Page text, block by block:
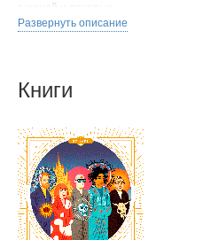
с женой и дочерью.
Развернуть описание
Книги